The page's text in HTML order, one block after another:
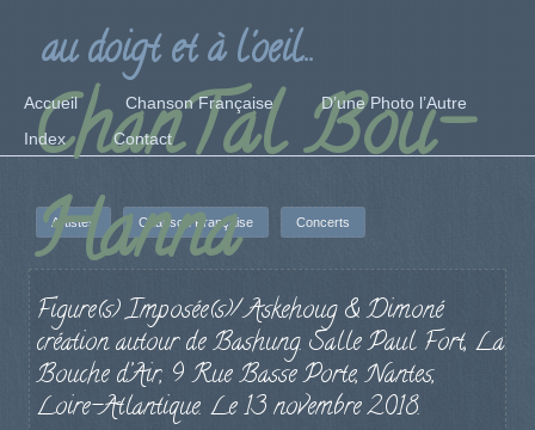
ChanTal Bou-
Hanna
au doigt et à l'oeil...
Accueil Chanson Française
D’une Photo l’Autre
Index
Contact
Artistes Chanson Française Concerts
Figure(s) Imposée(s)/ Askehoug & Dimoné
création autour de Bashung. Salle Paul Fort, La
Bouche d’Air, 9 Rue Basse Porte, Nantes,
Loire-Atlantique. Le 13 novembre 2018.